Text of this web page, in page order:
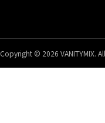
Copyright © 2026 VANITYMIX.